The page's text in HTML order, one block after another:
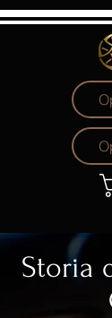
Storia